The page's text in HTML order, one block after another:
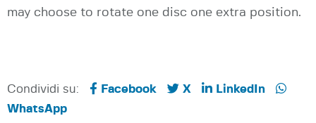
may choose to rotate one disc one extra position.
Condividi su: Facebook X
LinkedIn
WhatsApp